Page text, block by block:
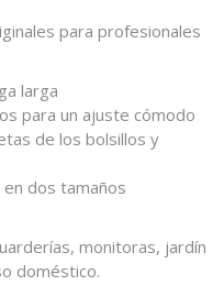
para profesionales
larga
para un ajuste cómodo
de los bolsillos y
dos tamaños
monitoras, jardín
doméstico.